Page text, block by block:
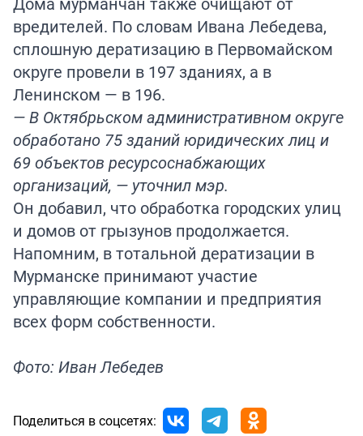
вредителей. По словам Ивана Лебедева,
сплошную дератизацию в Первомайском
округе провели в 197 зданиях, а в
Ленинском — в 196.
— В Октябрьском административном округе
обработано 75 зданий юридических лиц и
69 объектов ресурсоснабжающих
организаций, — уточнил мэр.
Он добавил, что обработка городских улиц
и домов от грызунов продолжается.
Напомним, в тотальной дератизации в
Мурманске принимают участие
управляющие компании и предприятия
всех форм собственности.
Фото: Иван Лебедев
Поделиться в соцсетях: